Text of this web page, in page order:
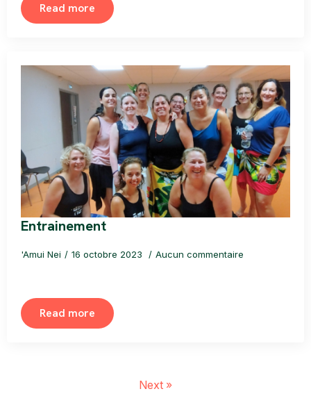
Read more
Entrainement
'Amui Nei 16 octobre 2023 Aucun commentaire
Read more
Next »